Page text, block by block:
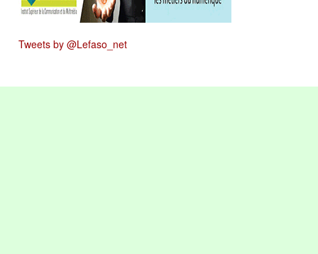
Tweets by @Lefaso_net